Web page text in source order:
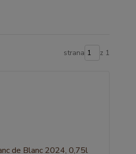
strana z 1